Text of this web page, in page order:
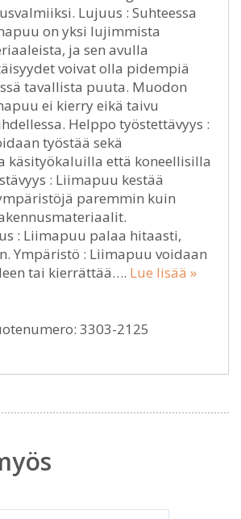
Lujuus : Suhteessa
on yksi lujimmista
ja sen avulla
voivat olla pidempiä
tavallista puuta. Muodon
ei kierry eikä taivu
Helppo työstettävyys :
työstää sekä
käsityökaluilla että koneellisilla
: Liimapuu kestää
paremmin kuin
: Liimapuu palaa hitaasti,
Ympäristö : Liimapuu voidaan
tai kierrättää…. Lue lisää »
3303-2125